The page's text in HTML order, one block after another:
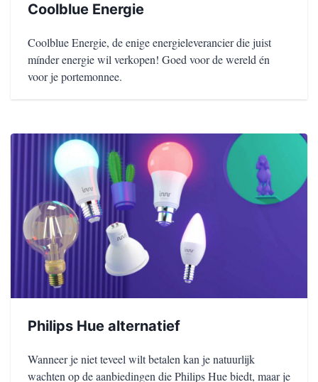
Coolblue Energie
Coolblue Energie, de enige energieleverancier die juist
mínder energie wil verkopen! Goed voor de wereld én
voor je portemonnee.
Philips Hue alternatief
Wanneer je niet teveel wilt betalen kan je natuurlijk
wachten op de aanbiedingen die Philips Hue biedt, maar je